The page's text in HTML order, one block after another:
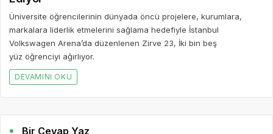
Üniversite öğrencilerinin dünyada öncü projelere, kurumlara,
markalara liderlik etmelerini sağlama hedefiyle İstanbul
Volkswagen Arena’da düzenlenen Zirve 23, İki bin beş
yüz öğrenciyi ağırlıyor.
DEVAMINI OKU
Bir Cevap Yaz